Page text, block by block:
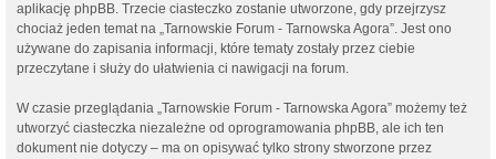
aplikację phpBB. Trzecie ciasteczko zostanie utworzone, gdy przejrzysz
chociaż jeden temat na „Tarnowskie Forum - Tarnowska Agora”. Jest ono
używane do zapisania informacji, które tematy zostały przez ciebie
przeczytane i służy do ułatwienia ci nawigacji na forum.
W czasie przeglądania „Tarnowskie Forum - Tarnowska Agora” możemy też
utworzyć ciasteczka niezależne od oprogramowania phpBB, ale ich ten
dokument nie dotyczy – ma on opisywać tylko strony stworzone przez